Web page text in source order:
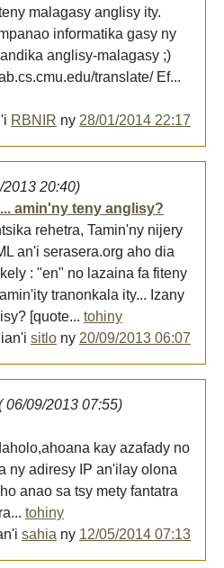
malagasy anglisy ity.
informatika gasy ny
anglisy-malagasy ;)
translate/ Ef...
RBNIR ny 28/01/2014 22:17
2013 20:40)
amin'ny teny anglisy?
rehetra, Tamin'ny nijery
an'i serasera.org aho dia
: "en" no lazaina fa fiteny
tranonkala ity... Izany
[quote... tohiny
sitlo ny 20/09/2013 06:07
06/09/2013 07:55)
kay azafady no
ny adiresy IP an'ilay olona
anao sa tsy mety fantatra
tohiny
sahia ny 12/05/2014 07:13